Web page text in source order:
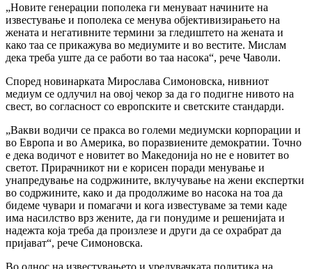
„Новите генерации пополека ги менуваат начините на
известување и пополека се менува објективизирањето на
жената и негативните термини за гледиштето на жената и
како таа се прикажува во медиумите и во вестите. Мислам
дека треба уште да се работи во таа насока“, рече Чаволи.
Според новинарката Мирослава Симоновска, нивниот
медиум се одлучил на овој чекор за да го подигне нивото на
свест, во согласност со европските и светските стандарди.
„Вакви водичи се пракса во големи медиумски корпорации и
во Европа и во Америка, во поразвиените демократии. Точно
е дека водичот е новитет во Македонија но не е новитет во
светот. Прирачникот ни е корисен поради менување и
унапредување на содржините, вклучување на жени експертки
во содржините, како и да продолжиме во насока на тоа да
бидеме чувари и помагачи и кога известуваме за теми каде
има насилство врз жените, да ги понудиме и решенијата и
надежта која треба да произлезе и други да се охрабрат да
пријават“, рече Симоновска.
Во однос на известувањето и уредувачката политика на